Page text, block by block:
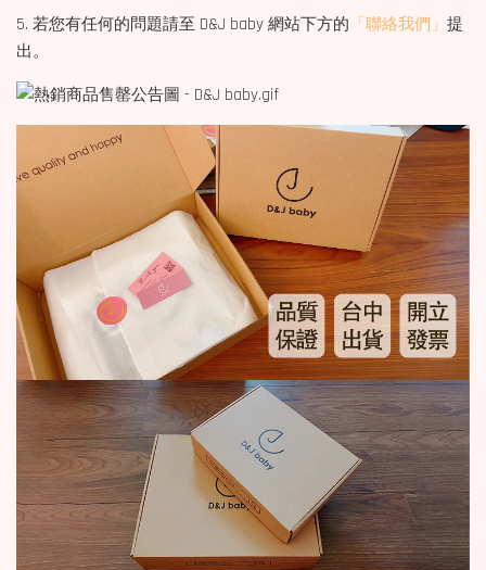
5. 若您有任何的問題請至 D&J baby 網站下方的 「聯絡我們」 提
出。